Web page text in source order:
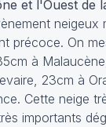
et l'Ouest de
neigeux
précoce. On
à
23cm à
Cette neige
importants